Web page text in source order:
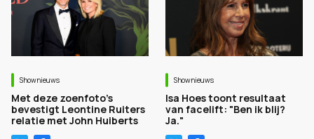
Shownieuws
Met deze zoenfoto's
bevestigt Leontine Ruiters
relatie met John Huiberts
Shownieuws
Isa Hoes toont resultaat
van facelift: "Ben ik blij?
Ja."